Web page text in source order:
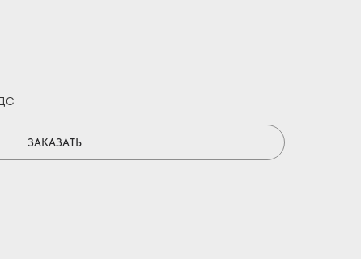
ЗАКАЗАТЬ